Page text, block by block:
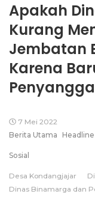
Apakah
Kurang
Jembatan
Karena
7 Mei 2022
Berita Utama
Headline
Sosial
Desa Kondangjajar
Dinas Binamarga dan